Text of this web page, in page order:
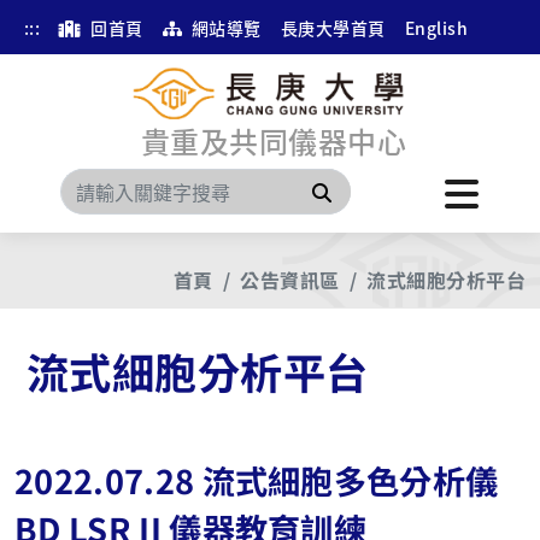
::: 回首頁 網站導覽 長庚大學首頁 English
貴重及共同儀器中心
搜尋
首頁 公告資訊區 流式細胞分析平台
流式細胞分析平台
2022.07.28 流式細胞多色分析儀
BD LSR II 儀器教育訓練